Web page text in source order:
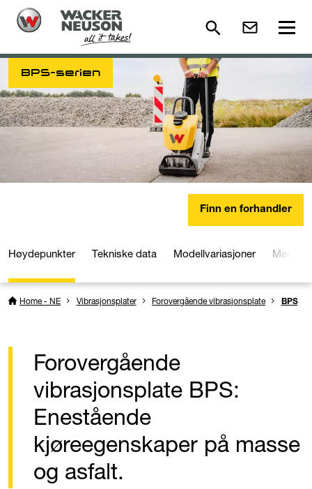
BPS-serien
Finn en forhandler
Høydepunkter Tekniske data Modellvariasjoner Media
Home - NE Vibrasjonsplater Forovergående vibrasjonsplate BPS
Forovergående
vibrasjonsplate BPS:
Enestående
kjøreegenskaper på masse
og asfalt.